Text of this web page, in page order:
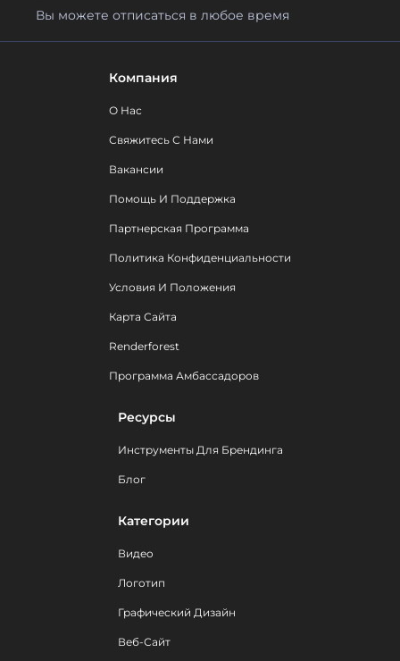
Вы можете отписаться в любое время
Компания
О Нас
Свяжитесь С Нами
Вакансии
Помощь И Поддержка
Партнерская Программа
Политика Конфиденциальности
Условия И Положения
Карта Сайта
Renderforest
Программа Амбассадоров
Ресурсы
Инструменты Для Брендинга
Блог
Категории
Видео
Логотип
Графический Дизайн
Веб-Сайт